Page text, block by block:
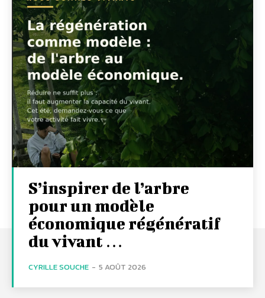
S’inspirer de l’arbre
pour un modèle
économique régénératif
du vivant …
CYRILLE SOUCHE - 5 AOÛT 2026